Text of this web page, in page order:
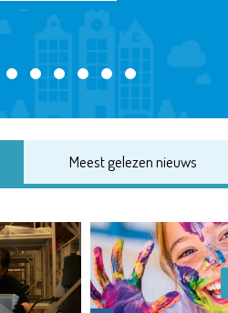
Meest gelezen nieuws